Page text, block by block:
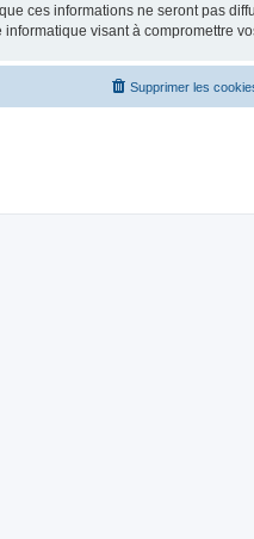
ces informations ne seront pas
visant à compromettre
Supprimer les